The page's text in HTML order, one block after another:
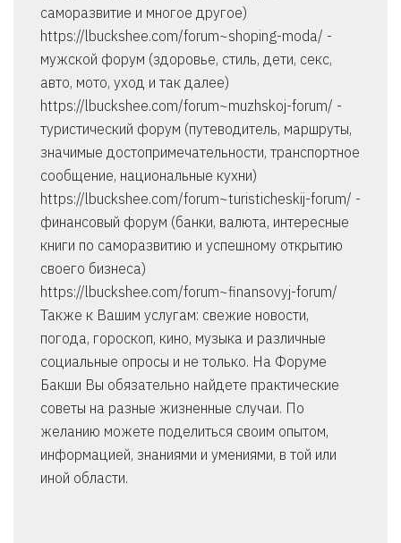
саморазвитие и многое другое)
https://lbuckshee.com/forum~shoping-moda/ -
мужской форум (здоровье, стиль, дети, секс,
авто, мото, уход и так далее)
https://lbuckshee.com/forum~muzhskoj-forum/ -
туристический форум (путеводитель, маршруты,
значимые достопримечательности, транспортное
сообщение, национальные кухни)
https://lbuckshee.com/forum~turisticheskij-forum/ -
финансовый форум (банки, валюта, интересные
книги по саморазвитию и успешному открытию
своего бизнеса)
https://lbuckshee.com/forum~finansovyj-forum/
Также к Вашим услугам: свежие новости,
погода, гороскоп, кино, музыка и различные
социальные опросы и не только. На Форуме
Бакши Вы обязательно найдете практические
советы на разные жизненные случаи. По
желанию можете поделиться своим опытом,
информацией, знаниями и умениями, в той или
иной области.